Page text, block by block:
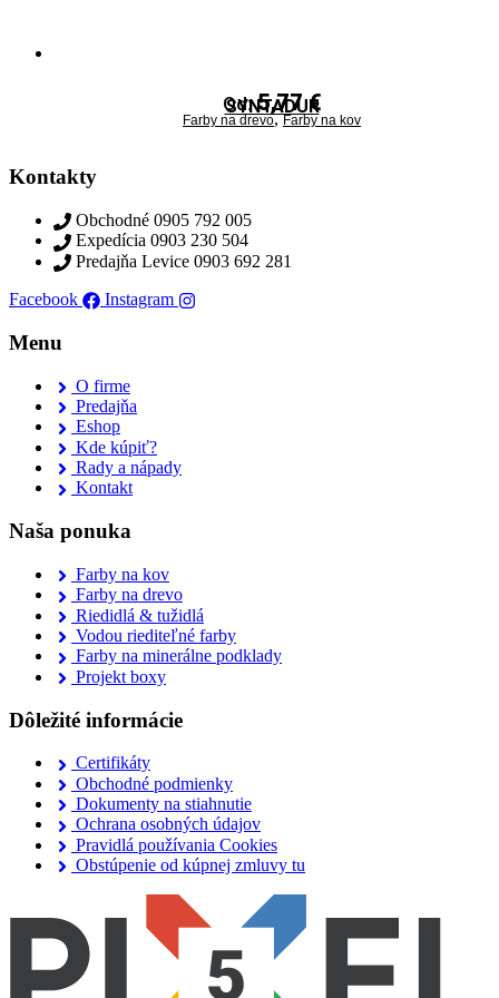
SYNTADUR
Farby na drevo,Farby na kov
Od: 5,77€
Kontakty
Obchodné 0905 792 005
Expedícia 0903 230 504
Predajňa Levice 0903 692 281
Facebook Instagram
Menu
O firme
Predajňa
Eshop
Kde kúpiť?
Rady a nápady
Kontakt
Naša ponuka
Farby na kov
Farby na drevo
Riedidlá & tužidlá
Vodou riediteľné farby
Farby na minerálne podklady
Projekt boxy
Dôležité informácie
Certifikáty
Obchodné podmienky
Dokumenty na stiahnutie
Ochrana osobných údajov
Pravidlá používania Cookies
Obstúpenie od kúpnej zmluvy tu